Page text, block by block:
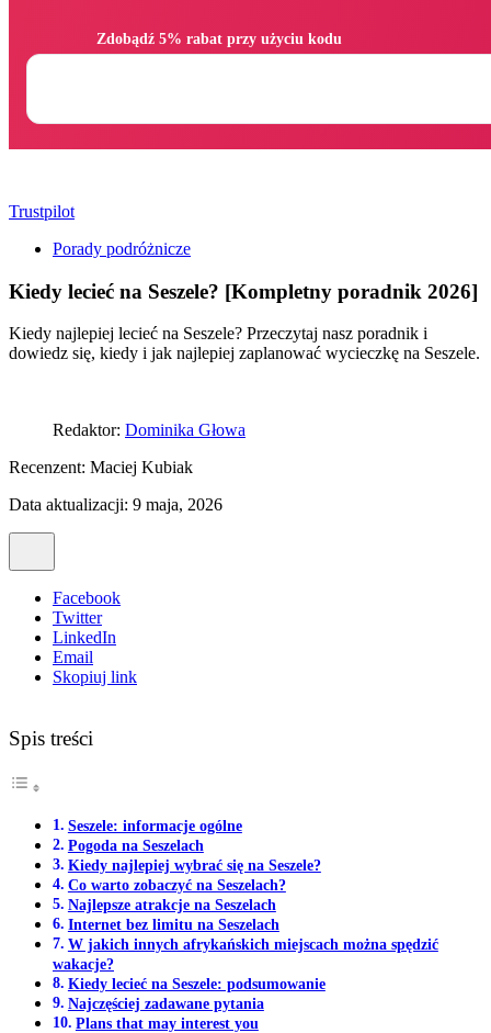
Trustpilot
Porady podróżnicze
Kiedy lecieć na Seszele? [Kompletny poradnik 2026]
Kiedy najlepiej lecieć na Seszele? Przeczytaj nasz poradnik i
dowiedz się, kiedy i jak najlepiej zaplanować wycieczkę na Seszele.
Redaktor: Dominika Głowa
Recenzent: Maciej Kubiak
Data aktualizacji: 9 maja, 2026
Facebook
Twitter
LinkedIn
Email
Skopiuj link
Spis treści
Seszele: informacje ogólne
Pogoda na Seszelach
Kiedy najlepiej wybrać się na Seszele?
Co warto zobaczyć na Seszelach?
Najlepsze atrakcje na Seszelach
Internet bez limitu na Seszelach
W jakich innych afrykańskich miejscach można spędzić
wakacje?
Kiedy lecieć na Seszele: podsumowanie
Najczęściej zadawane pytania
Plans that may interest you